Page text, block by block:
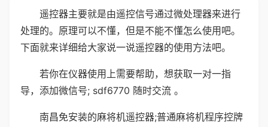
遥控器主要就是由遥控信号通过微处理器来进行
处理的。原理可以不懂，但是不能不懂怎么使用吧。
下面就来详细给大家说一说遥控器的使用方法吧。
若你在仪器使用上需要帮助，想获取一对一指
导，添加微信号; sdf6770 随时交流 。
南昌免安装的麻将机遥控器;普通麻将机程序控牌